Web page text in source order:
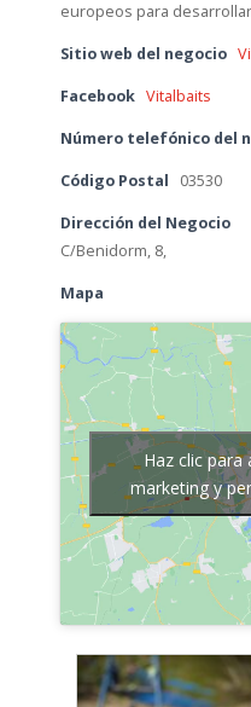
europeos para
Sitio web del negocio
Facebook Vitalbaits
Número telefónico del
Código Postal 03530
Dirección del Negocio
C/Benidorm, 8,
Mapa
Haz clic para
marketing y